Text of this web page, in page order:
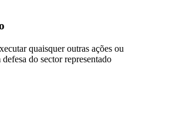
quaisquer outras ações ou
do sector representado